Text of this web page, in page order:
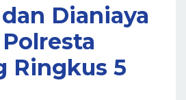
Dianiaya
Ringkus 5